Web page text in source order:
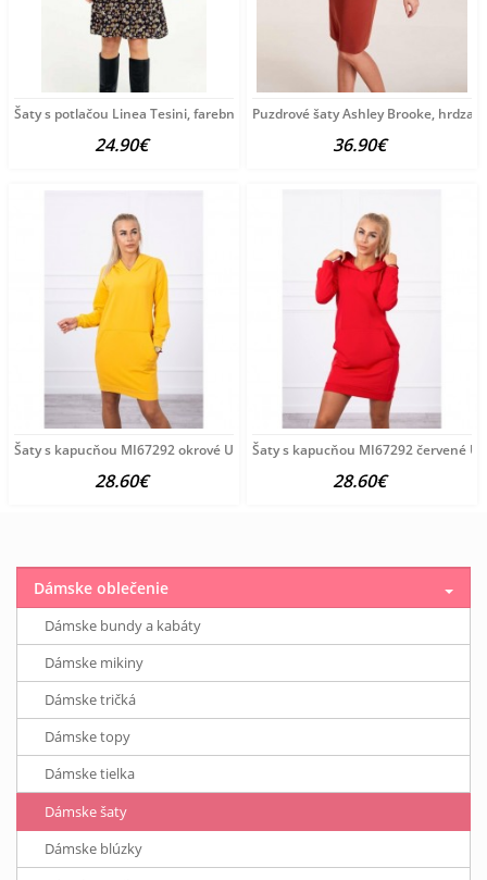
Šaty s potlačou Linea Tesini, farebné
24.90€
Puzdrové šaty Ashley Brooke,
36.90€
Šaty s kapucňou MI67292 okrové Univerzálna Okrová
28.60€
Šaty s kapucňou MI67292 červené
28.60€
Dámske oblečenie
Dámske bundy a kabáty
Dámske mikiny
Dámske tričká
Dámske topy
Dámske tielka
Dámske šaty
Dámske blúzky